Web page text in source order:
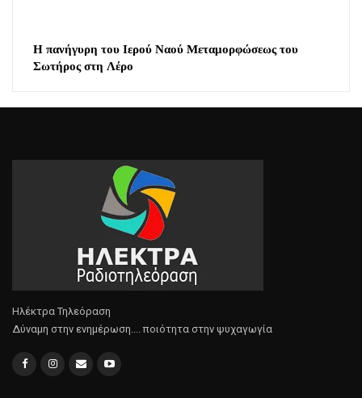
Η πανήγυρη του Ιερού Ναού Μεταμορφώσεως του
Σωτήρος στη Λέρο
Ηλέκτρα Τηλεόραση
Δύναμη στην ενημέρωση.... ποιότητα στην ψυχαγωγία